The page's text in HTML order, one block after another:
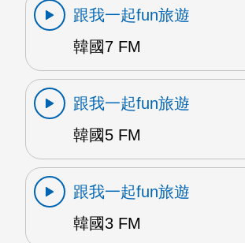
跟我一起fun旅遊
韓國7 FM
跟我一起fun旅遊
韓國5 FM
跟我一起fun旅遊
韓國3 FM